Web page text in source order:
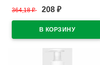
Лемонграсс арт.410-037 (ст.6)
364,18₽ 208 ₽